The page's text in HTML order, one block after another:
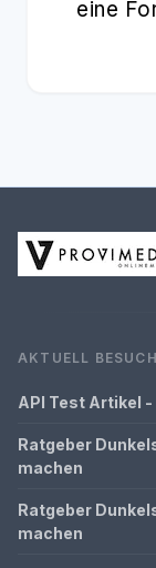
eine
AKTUELL
API Test Artikel
Ratgeber
machen
Ratgeber
machen